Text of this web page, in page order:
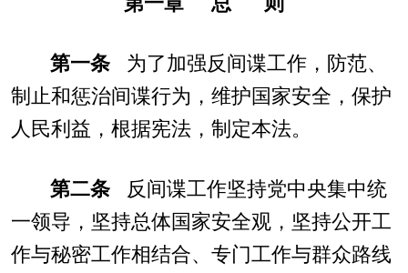
第一条
为了加强反间谍工作，防范、
制止和惩治间谍行为，维护国家安全，保护
人民利益，根据宪法，制定本法。
第二条反间谍工作坚持党中央集中统
一领导，坚持总体国家安全观，坚持公开工
作与秘密工作相结合、专门工作与群众路线